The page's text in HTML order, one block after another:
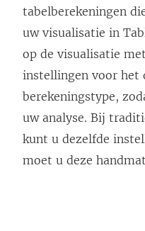
tabelberekeningen
uw visualisatie in
op de visualisatie
instellingen voor het
berekeningstype,
uw analyse. Bij
kunt u dezelfde
moet u deze